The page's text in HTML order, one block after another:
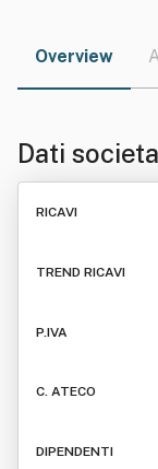
Overview
Dati
RICAVI
TREND RICAVI
P.IVA
C. ATECO
DIPENDENTI